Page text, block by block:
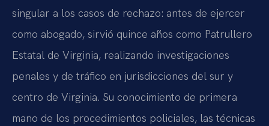
singular a los casos de rechazo: antes de ejercer
como abogado, sirvió quince años como Patrullero
Estatal de Virginia, realizando investigaciones
penales y de tráfico en jurisdicciones del sur y
centro de Virginia. Su conocimiento de primera
mano de los procedimientos policiales, las técnicas